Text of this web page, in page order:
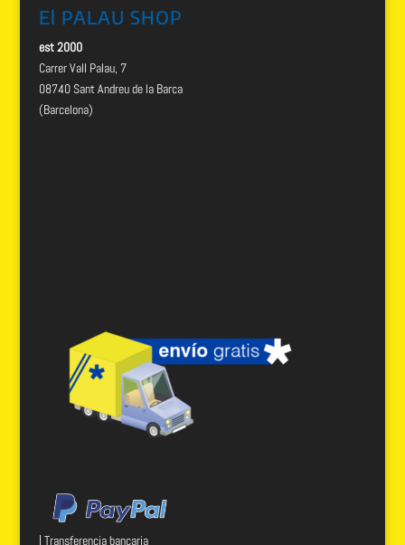
El PALAU SHOP
est 2000
Carrer Vall Palau, 7
08740 Sant Andreu de la Barca
(Barcelona)
| Transferencia bancaria